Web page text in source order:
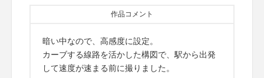
作品コメント
暗い中なので、高感度に設定。
カーブする線路を活かした構図で、駅から出発
して速度が速まる前に撮りました。